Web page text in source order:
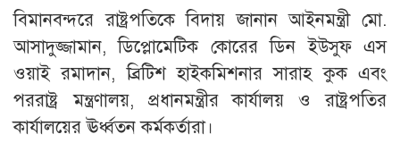
বিমানবন্দরে রাষ্ট্রপতিকে বিদায় জানান আইনমন্ত্রী মো.
আসাদুজ্জামান, ডিপ্লোমেটিক কোরের ডিন ইউসুফ এস
ওয়াই রমাদান, ব্রিটিশ হাইকমিশনার সারাহ কুক এবং
পররাষ্ট্র মন্ত্রণালয়, প্রধানমন্ত্রীর কার্যালয় ও রাষ্ট্রপতির
কার্যালয়ের ঊর্ধ্বতন কর্মকর্তারা।